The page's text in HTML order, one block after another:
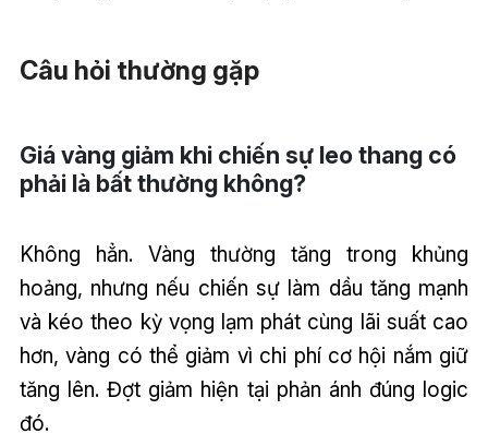
Câu hỏi thường gặp
Giá vàng giảm khi chiến sự leo thang có
phải là bất thường không?
Không hẳn. Vàng thường tăng trong khủng
hoảng, nhưng nếu chiến sự làm dầu tăng mạnh
và kéo theo kỳ vọng lạm phát cùng lãi suất cao
hơn, vàng có thể giảm vì chi phí cơ hội nắm giữ
tăng lên. Đợt giảm hiện tại phản ánh đúng logic
đó.